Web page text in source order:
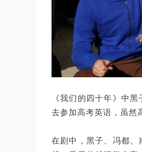
《我们的四十年》中
去参加高考英语，虽然
在剧中，黑子、冯都、